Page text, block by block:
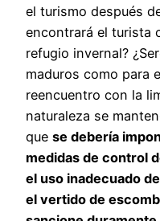
el turismo después
encontrará el turista
refugio invernal?
maduros como para
reencuentro con la
naturaleza se
que se debería
medidas de control
el uso inadecuado
el vertido de